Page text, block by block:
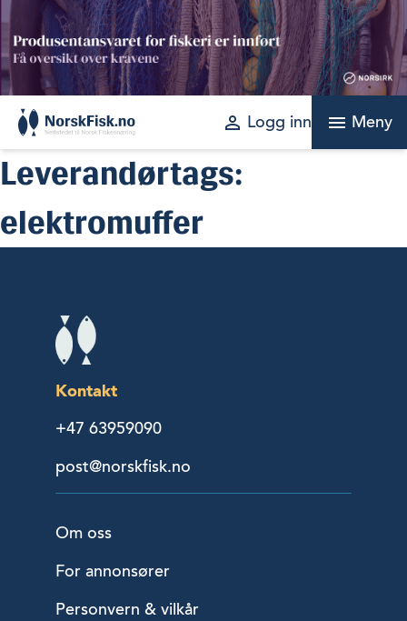
Skip
to
content
perm_identity Logg inn menu Meny
Leverandørtags:
elektromuffer
Kontakt
+47 63959090
post@norskfisk.no
Om oss
For annonsører
Personvern & vilkår